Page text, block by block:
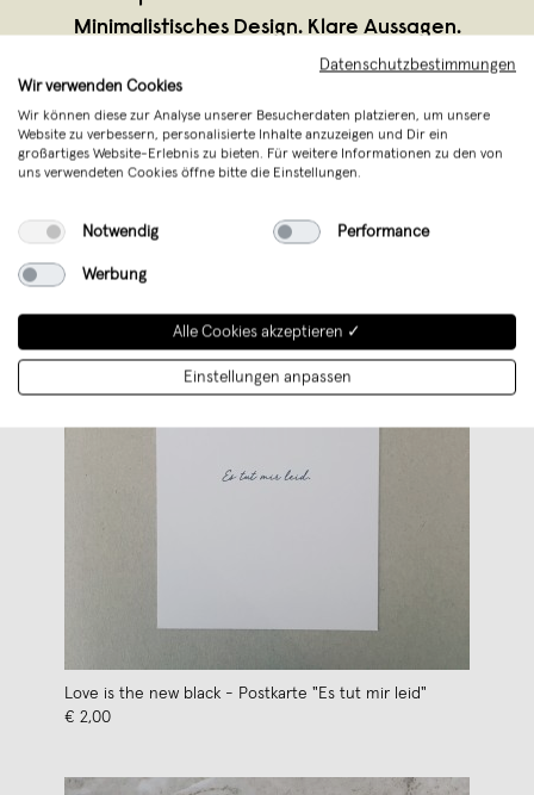
Minimalistisches Design. Klare Aussagen.
Anlasskarten ohne Kitsch und Statement-
Cards ohne schlechte Schenkelklopfer.
Weiterlesen
Love is the new black - Postkarte "Es tut mir leid"
€ 2,00
Datenschutzbestimmungen
Wir verwenden Cookies
Wir können diese zur Analyse unserer Besucherdaten platzieren, um unsere
Website zu verbessern, personalisierte Inhalte anzuzeigen und Dir ein
großartiges Website-Erlebnis zu bieten. Für weitere Informationen zu den von
uns verwendeten Cookies öffne bitte die Einstellungen.
Notwendig Performance
Werbung
Alle Cookies akzeptieren ✓
Einstellungen anpassen